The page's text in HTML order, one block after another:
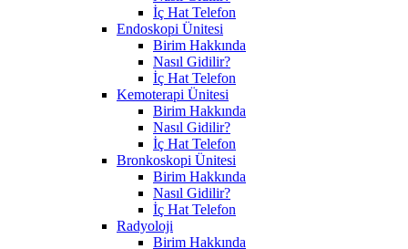
İç Hat Telefon
Endoskopi Ünitesi
Birim Hakkında
Nasıl Gidilir?
İç Hat Telefon
Kemoterapi Ünitesi
Birim Hakkında
Nasıl Gidilir?
İç Hat Telefon
Bronkoskopi Ünitesi
Birim Hakkında
Nasıl Gidilir?
İç Hat Telefon
Radyoloji
Birim Hakkında